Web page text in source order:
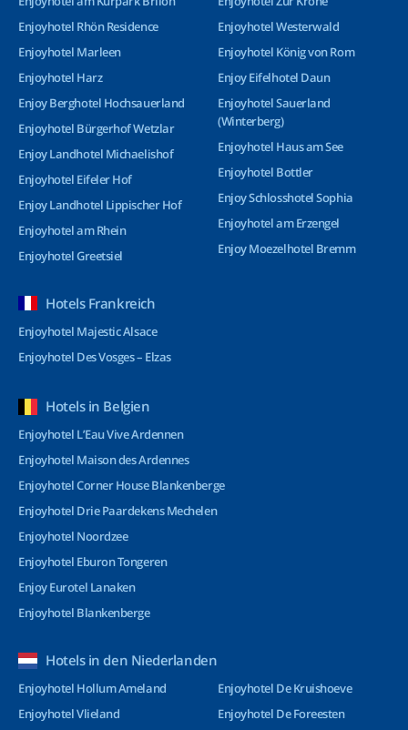
Enjoyhotel Rhön Residence
Enjoyhotel Marleen
Enjoyhotel Harz
Enjoy Berghotel Hochsauerland
Enjoyhotel Bürgerhof Wetzlar
Enjoy Landhotel Michaelishof
Enjoyhotel Eifeler Hof
Enjoy Landhotel Lippischer Hof
Enjoyhotel am Rhein
Enjoyhotel Greetsiel
Enjoyhotel Westerwald
Enjoyhotel König von Rom
Enjoy Eifelhotel Daun
Enjoyhotel Sauerland
(Winterberg)
Enjoyhotel Haus am See
Enjoyhotel Bottler
Enjoy Schlosshotel Sophia
Enjoyhotel am Erzengel
Enjoy Moezelhotel Bremm
Hotels Frankreich
Enjoyhotel Majestic Alsace
Enjoyhotel Des Vosges – Elzas
Hotels in Belgien
Enjoyhotel L’Eau Vive Ardennen
Enjoyhotel Maison des Ardennes
Enjoyhotel Corner House Blankenberge
Enjoyhotel Drie Paardekens Mechelen
Enjoyhotel Noordzee
Enjoyhotel Eburon Tongeren
Enjoy Eurotel Lanaken
Enjoyhotel Blankenberge
Hotels in den Niederlanden
Enjoyhotel Hollum Ameland
Enjoyhotel Vlieland
Enjoyhotel De Kruishoeve
Enjoyhotel De Foreesten